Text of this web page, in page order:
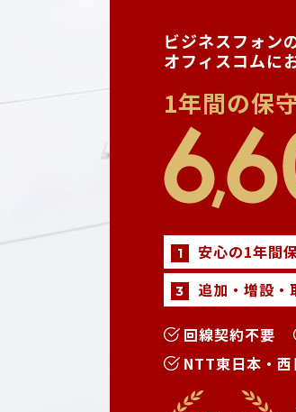
ビジネスフォン
オフィスコムに
1年間の保
1 安心の1年間
3 追加・増設・
回線契約不要
NTT東日本・